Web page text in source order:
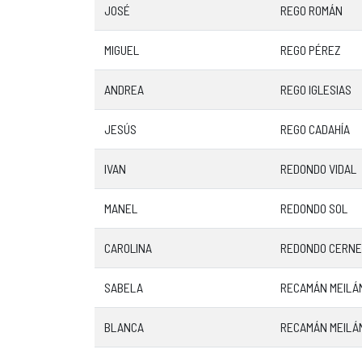
JOSÉ REGO ROMÁN
MIGUEL REGO PÉREZ
ANDREA REGO IGLESIAS
JESÚS REGO CADAHÍA
IVAN REDONDO VIDAL
MANEL REDONDO SOL
CAROLINA REDONDO
SABELA RECAMÁN
BLANCA RECAMÁN